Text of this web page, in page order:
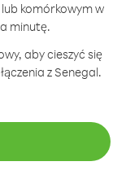
komórkowym w
minutę.
aby cieszyć się
z Senegal.